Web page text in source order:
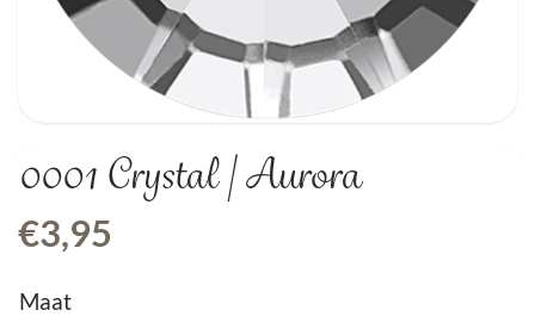
0001 Crystal | Aurora
€3,95
Maat